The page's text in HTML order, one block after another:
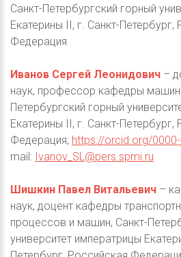
Санкт-Петербургский горный
Екатерины II, г. Санкт-Петербург,
Федерация
Иванов Сергей Леонидович –
наук, профессор кафедры
Петербургский горный
Екатерины II, г. Санкт-Петербург,
Федерация; https://orcid.org/
mail: Ivanov_SL@pers.spmi.ru
Шишкин Павел Витальевич –
наук, доцент кафедры
процессов и машин, Санкт-
университет императрицы